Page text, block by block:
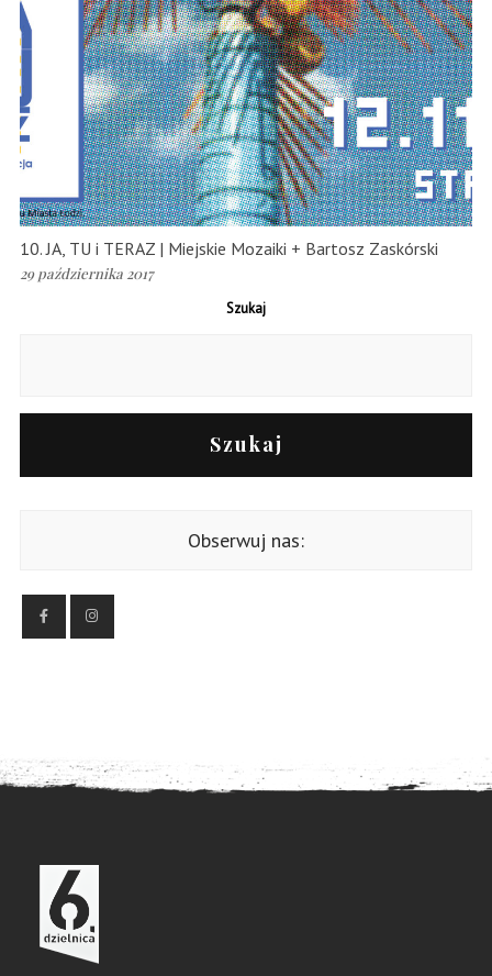
10. JA, TU i TERAZ | Miejskie Mozaiki + Bartosz Zaskórski
29 października 2017
Szukaj
Szukaj
Obserwuj nas: